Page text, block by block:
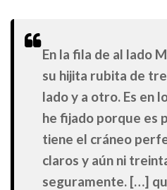
En la fila de al lado
su hijita rubita de
lado y a otro. Es en
he fijado porque es
tiene el cráneo
claros y aún ni
seguramente. […]